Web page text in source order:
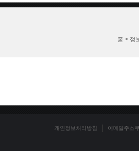
홈 > 정
개인정보처리방침 이메일주소